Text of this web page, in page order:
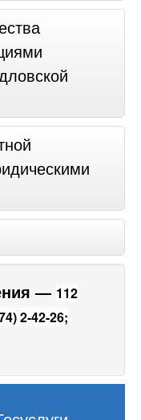
— 112
2-42-26;